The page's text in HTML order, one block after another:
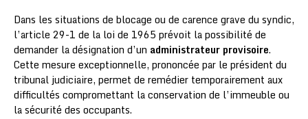
Dans les situations de blocage ou de carence grave du syndic,
l’article 29-1 de la loi de 1965 prévoit la possibilité de
demander la désignation d’un administrateur provisoire.
Cette mesure exceptionnelle, prononcée par le président du
tribunal judiciaire, permet de remédier temporairement aux
difficultés compromettant la conservation de l’immeuble ou
la sécurité des occupants.